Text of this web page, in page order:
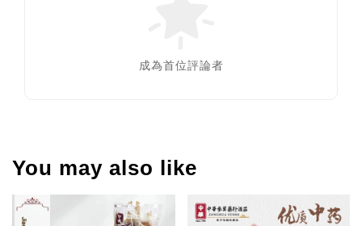
成為首位評論者
You may also like